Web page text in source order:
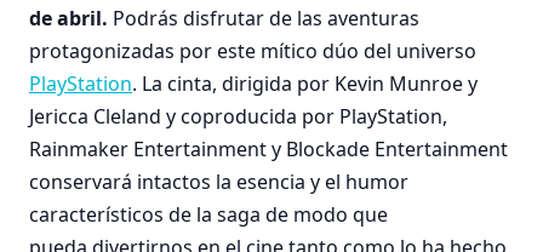
de abril. Podrás disfrutar de las aventuras
protagonizadas por este mítico dúo del universo
PlayStation. La cinta, dirigida por Kevin Munroe y
Jericca Cleland y coproducida por PlayStation,
Rainmaker Entertainment y Blockade Entertainment
conservará intactos la esencia y el humor
característicos de la saga de modo que
pueda divertirnos en el cine tanto como lo ha hecho